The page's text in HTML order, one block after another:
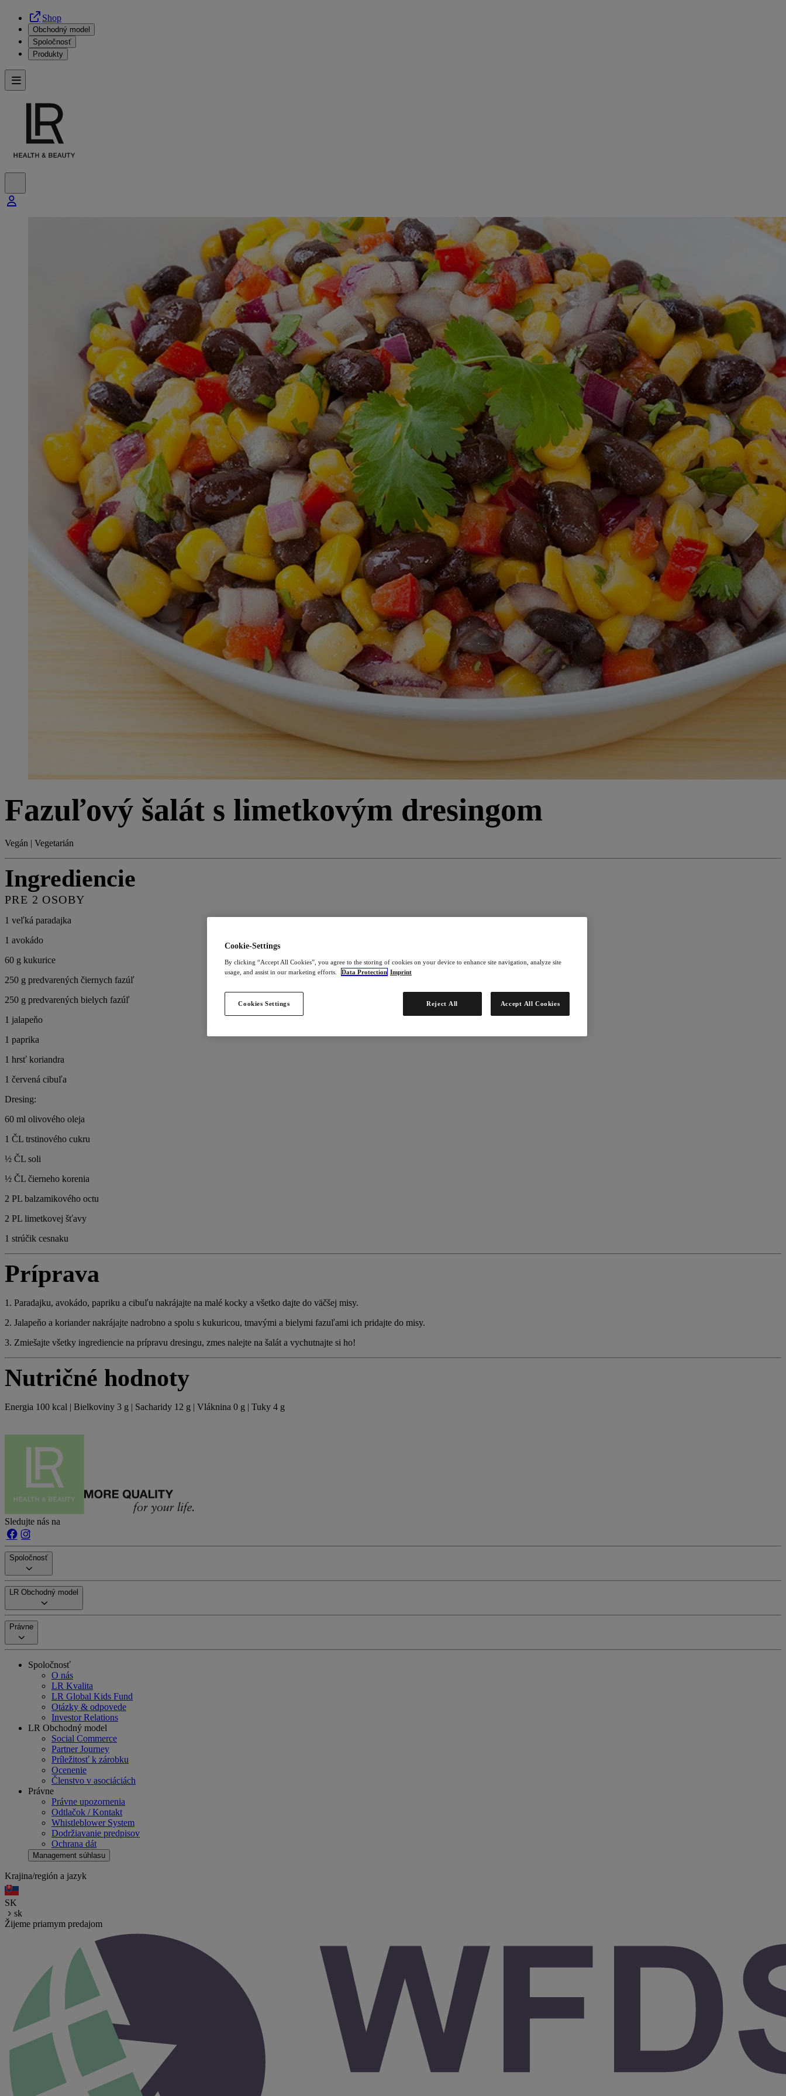
Shop
Obchodný model
Spoločnosť
Produkty
Fazuľový šalát s limetkovým dresingom
Vegán | Vegetarián
Ingrediencie
PRE 2 OSOBY
1 veľká paradajka
1 avokádo
60 g kukurice
250 g predvarených čiernych fazúľ
250 g predvarených bielych fazúľ
1 jalapeňo
1 paprika
1 hrsť koriandra
1 červená cibuľa
Dresing:
60 ml olivového oleja
1 ČL trstinového cukru
½ ČL soli
½ ČL čierneho korenia
2 PL balzamikového octu
2 PL limetkovej šťavy
1 strúčik cesnaku
Príprava
1. Paradajku, avokádo, papriku a cibuľu nakrájajte na malé kocky a všetko dajte do väčšej misy.
2. Jalapeňo a koriander nakrájajte nadrobno a spolu s kukuricou, tmavými a bielymi fazuľami ich pridajte do misy.
3. Zmiešajte všetky ingrediencie na prípravu dresingu, zmes nalejte na šalát a vychutnajte si ho!
Nutričné hodnoty
Energia 100 kcal | Bielkoviny 3 g | Sacharidy 12 g | Vláknina 0 g | Tuky 4 g
Sledujte nás na
Spoločnosť
LR Obchodný model
Právne
Spoločnosť
O nás
LR Kvalita
LR Global Kids Fund
Otázky & odpovede
Investor Relations
LR Obchodný model
Social Commerce
Partner Journey
Príležitosť k zárobku
Ocenenie
Členstvo v asociáciách
Právne
Právne upozornenia
Odtlačok / Kontakt
Whistleblower System
Dodržiavanie predpisov
Ochrana dát
Management súhlasu
Krajina/región a jazyk
SK
sk
Žijeme priamym predajom
Cookie-Settings
By clicking “Accept All Cookies”, you agree to the storing of cookies on your device to enhance site navigation, analyze site
usage, and assist in our marketing efforts.
Data Protection Imprint
Cookies Settings Reject All Accept All Cookies